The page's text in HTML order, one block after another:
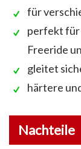
für
perfekt für
Freeride
gleitet
härtere
Nachteile